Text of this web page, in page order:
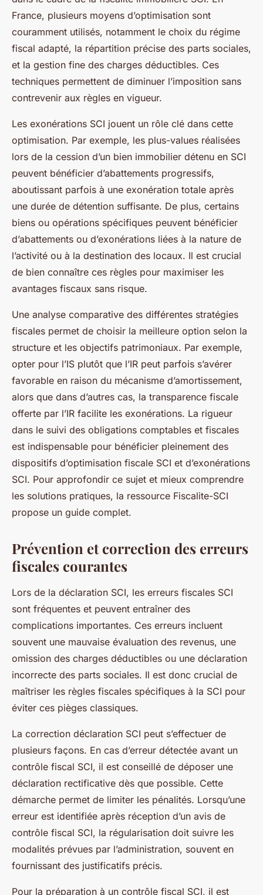
France, plusieurs moyens d’optimisation sont
couramment utilisés, notamment le choix du régime
fiscal adapté, la répartition précise des parts sociales,
et la gestion fine des charges déductibles. Ces
techniques permettent de diminuer l’imposition sans
contrevenir aux règles en vigueur.
Les exonérations SCI jouent un rôle clé dans cette
optimisation. Par exemple, les plus-values réalisées
lors de la cession d’un bien immobilier détenu en SCI
peuvent bénéficier d’abattements progressifs,
aboutissant parfois à une exonération totale après
une durée de détention suffisante. De plus, certains
biens ou opérations spécifiques peuvent bénéficier
d’abattements ou d’exonérations liées à la nature de
l’activité ou à la destination des locaux. Il est crucial
de bien connaître ces règles pour maximiser les
avantages fiscaux sans risque.
Une analyse comparative des différentes stratégies
fiscales permet de choisir la meilleure option selon la
structure et les objectifs patrimoniaux. Par exemple,
opter pour l’IS plutôt que l’IR peut parfois s’avérer
favorable en raison du mécanisme d’amortissement,
alors que dans d’autres cas, la transparence fiscale
offerte par l’IR facilite les exonérations. La rigueur
dans le suivi des obligations comptables et fiscales
est indispensable pour bénéficier pleinement des
dispositifs d’optimisation fiscale SCI et d’exonérations
SCI. Pour approfondir ce sujet et mieux comprendre
les solutions pratiques, la ressource Fiscalite-SCI
propose un guide complet.
Prévention et correction des erreurs
fiscales courantes
Lors de la déclaration SCI, les erreurs fiscales SCI
sont fréquentes et peuvent entraîner des
complications importantes. Ces erreurs incluent
souvent une mauvaise évaluation des revenus, une
omission des charges déductibles ou une déclaration
incorrecte des parts sociales. Il est donc crucial de
maîtriser les règles fiscales spécifiques à la SCI pour
éviter ces pièges classiques.
La correction déclaration SCI peut s’effectuer de
plusieurs façons. En cas d’erreur détectée avant un
contrôle fiscal SCI, il est conseillé de déposer une
déclaration rectificative dès que possible. Cette
démarche permet de limiter les pénalités. Lorsqu’une
erreur est identifiée après réception d’un avis de
contrôle fiscal SCI, la régularisation doit suivre les
modalités prévues par l’administration, souvent en
fournissant des justificatifs précis.
Pour la préparation à un contrôle fiscal SCI, il est